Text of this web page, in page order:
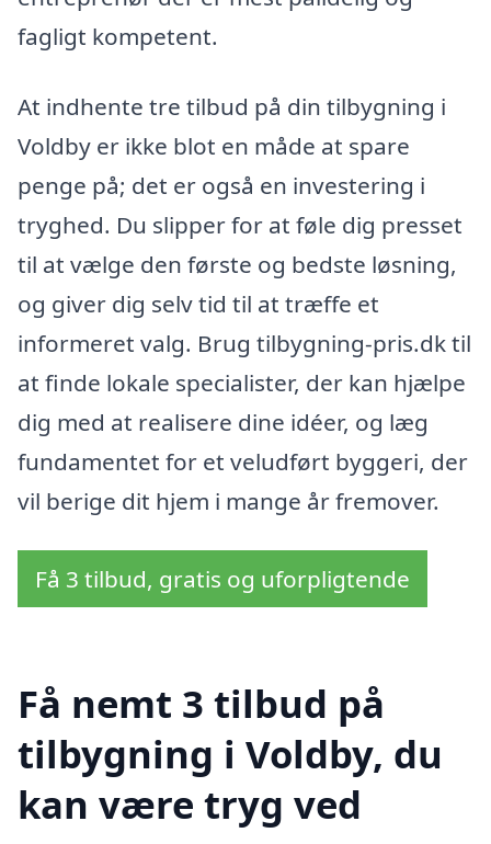
fagligt kompetent.
At indhente tre tilbud på din tilbygning i
Voldby er ikke blot en måde at spare
penge på; det er også en investering i
tryghed. Du slipper for at føle dig presset
til at vælge den første og bedste løsning,
og giver dig selv tid til at træffe et
informeret valg. Brug tilbygning-pris.dk til
at finde lokale specialister, der kan hjælpe
dig med at realisere dine idéer, og læg
fundamentet for et veludført byggeri, der
vil berige dit hjem i mange år fremover.
Få 3 tilbud, gratis og uforpligtende
Få nemt 3 tilbud på
tilbygning i Voldby, du
kan være tryg ved